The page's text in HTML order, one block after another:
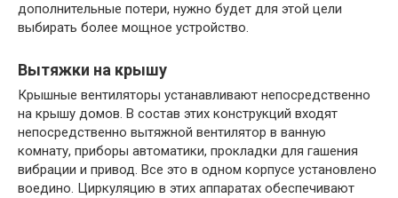
дополнительные потери, нужно будет для этой цели
выбирать более мощное устройство.
Вытяжки на крышу
Крышные вентиляторы устанавливают непосредственно
на крышу домов. В состав этих конструкций входят
непосредственно вытяжной вентилятор в ванную
комнату, приборы автоматики, прокладки для гашения
вибрации и привод. Все это в одном корпусе установлено
воедино. Циркуляцию в этих аппаратах обеспечивают